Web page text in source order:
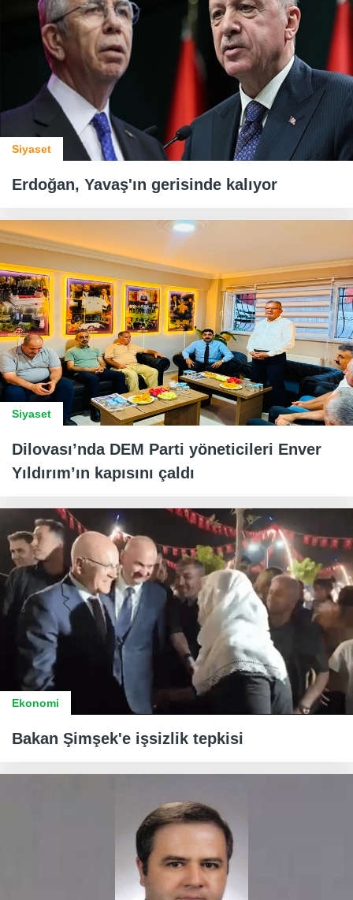
Siyaset
Erdoğan, Yavaş'ın gerisinde kalıyor
Siyaset
Dilovası’nda DEM Parti yöneticileri Enver
Yıldırım’ın kapısını çaldı
Ekonomi
Bakan Şimşek'e işsizlik tepkisi